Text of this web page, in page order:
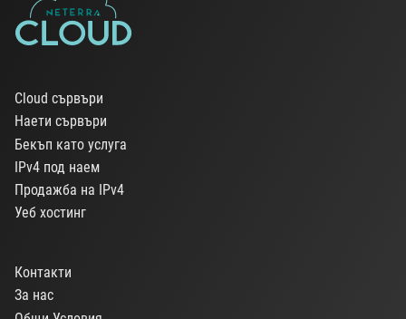
Cloud сървъри
Наети сървъри
Бекъп като услуга
IPv4 под наем
Продажба на IPv4
Уеб хостинг
Контакти
За нас